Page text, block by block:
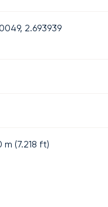
2.693939
m (7.218 ft)